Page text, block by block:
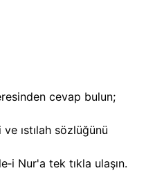
cevap bulun;
ıstılah sözlüğünü
Nur'a tek tıkla ulaşın.